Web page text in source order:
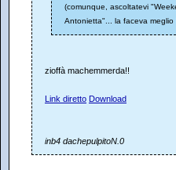
(comunque, ascoltatevi
Antonietta"... la faceva meglio
zioffà machemmerda!!
Link diretto Download
inb4 dachepulpitoN.0